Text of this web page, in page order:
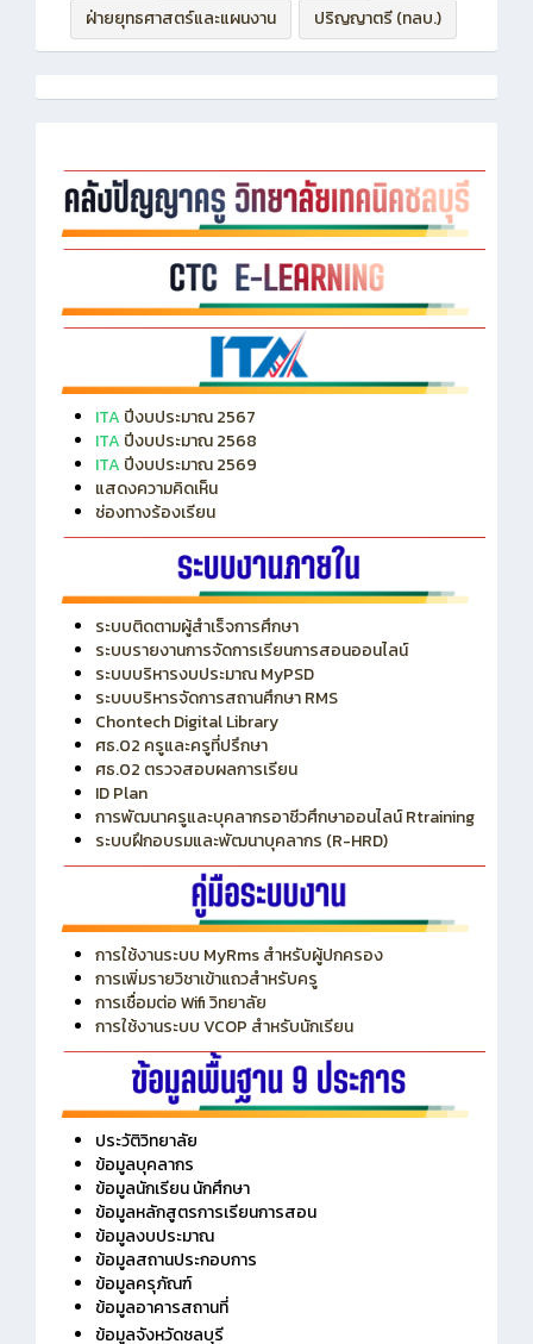
ITAปีงบประมาณ 2567
ITA ปีงบประมาณ 2568
ITA ปีงบประมาณ 2569
แสดงความคิดเห็น
ช่องทางร้องเรียน
ระบบติดตามผู้สำเร็จการศึกษา
ระบบรายงานการจัดการเรียนการสอนออนไลน์
ระบบบริหารงบประมาณ MyPSD
ระบบบริหารจัดการสถานศึกษา RMS
Chontech Digital Library
ศธ.02 ครูและครูที่ปรึกษา
ศธ.02 ตรวจสอบผลการเรียน
ID Plan
การพัฒนาครูและบุคลากรอาชีวศึกษาออนไลน์ Rtraining
ระบบฝึกอบรมและพัฒนาบุคลากร (R-HRD)
การใช้งานระบบ MyRms สำหรับผู้ปกครอง
การเพิ่มรายวิชาเข้าแถวสำหรับครู
การเชื่อมต่อ Wifi วิทยาลัย
การใช้งานระบบ VCOP สำหรับนักเรียน
ประวัติวิทยาลัย
ข้อมูลบุคลากร
ข้อมูลนักเรียน นักศึกษา
ข้อมูลหลักสูตรการเรียนการสอน
ข้อมูลงบประมาณ
ข้อมูลสถานประกอบการ
ข้อมูลครุภัณฑ์
ข้อมูลอาคารสถานที่
ข้อมูลจังหวัดชลบุรี
ข้อมูลตลาดแรงงานจังหวัดชลบุรี